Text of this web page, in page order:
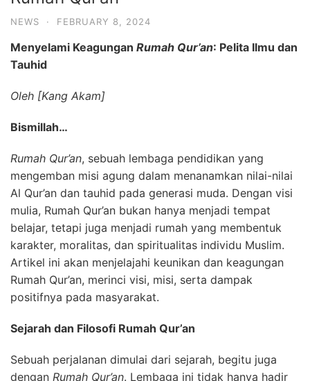
NEWS · FEBRUARY 8, 2024
Menyelami Keagungan Rumah Qur’an: Pelita Ilmu dan
Tauhid
Oleh [Kang Akam]
Bismillah…
Rumah Qur’an, sebuah lembaga pendidikan yang
mengemban misi agung dalam menanamkan nilai-nilai
Al Qur’an dan tauhid pada generasi muda. Dengan visi
mulia, Rumah Qur’an bukan hanya menjadi tempat
belajar, tetapi juga menjadi rumah yang membentuk
karakter, moralitas, dan spiritualitas individu Muslim.
Artikel ini akan menjelajahi keunikan dan keagungan
Rumah Qur’an, merinci visi, misi, serta dampak
positifnya pada masyarakat.
Sejarah dan Filosofi Rumah Qur’an
Sebuah perjalanan dimulai dari sejarah, begitu juga
dengan Rumah Qur’an. Lembaga ini tidak hanya hadir